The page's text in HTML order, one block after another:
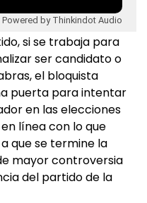
Powered by Thinkindot Audio
si se trabaja para
ser candidato o
el bloquista
puerta para intentar
en las elecciones
línea con lo que
que se termine la
mayor controversia
del partido de la